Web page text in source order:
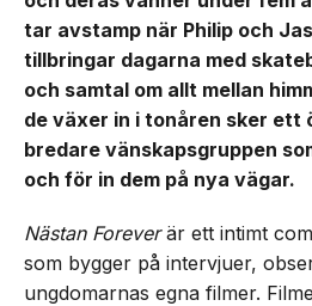
tar avstamp när Philip och
tillbringar dagarna med
och samtal om allt mellan
de växer in i tonåren sker ett
bredare vänskapsgruppen
och för in dem på nya vägar.
Nästan Foreverär ett intimt
som bygger på intervjuer,
ungdomarnas egna filmer.